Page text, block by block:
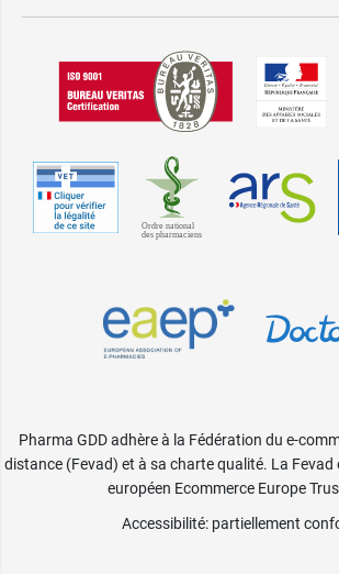
Pharma GDD adhère à la Fédération du e-
distance (Fevad) et à sa charte qualité. La Fevad
européen Ecommerce Europe
Accessibilité: partiellement